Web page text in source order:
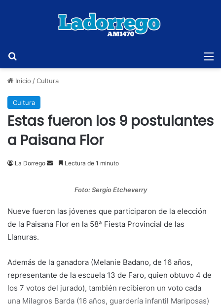
Inicio /Cultura
Cultura
Estas fueron los 9 postulantes
a Paisana Flor
La Dorrego
SendLectura de 1 minuto
Foto: Sergio Etcheverry
Nueve fueron las jóvenes que participaron de la elección
de la Paisana Flor en la 58ª Fiesta Provincial de las
Llanuras.
Además de la ganadora (Melanie Badano, de 16 años,
representante de la escuela 13 de Faro, quien obtuvo 4 de
los 7 votos del jurado), también recibieron un voto cada
una Milagros Barda (16 años, guardería infantil Mariposas)